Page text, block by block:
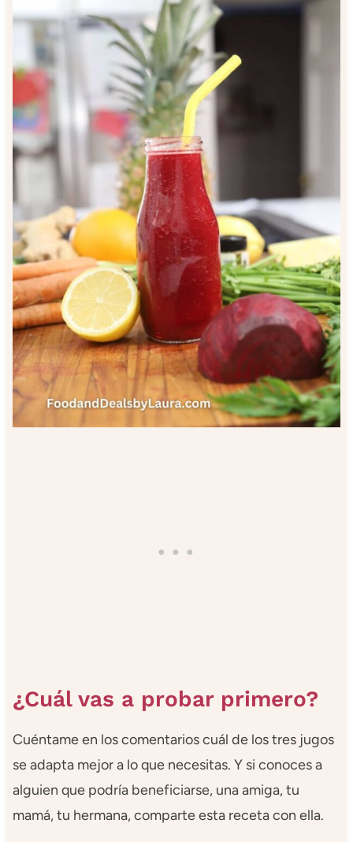
¿Cuál vas a probar primero?
Cuéntame en los comentarios cuál de los tres jugos
se adapta mejor a lo que necesitas. Y si conoces a
alguien que podría beneficiarse, una amiga, tu
mamá, tu hermana, comparte esta receta con ella.